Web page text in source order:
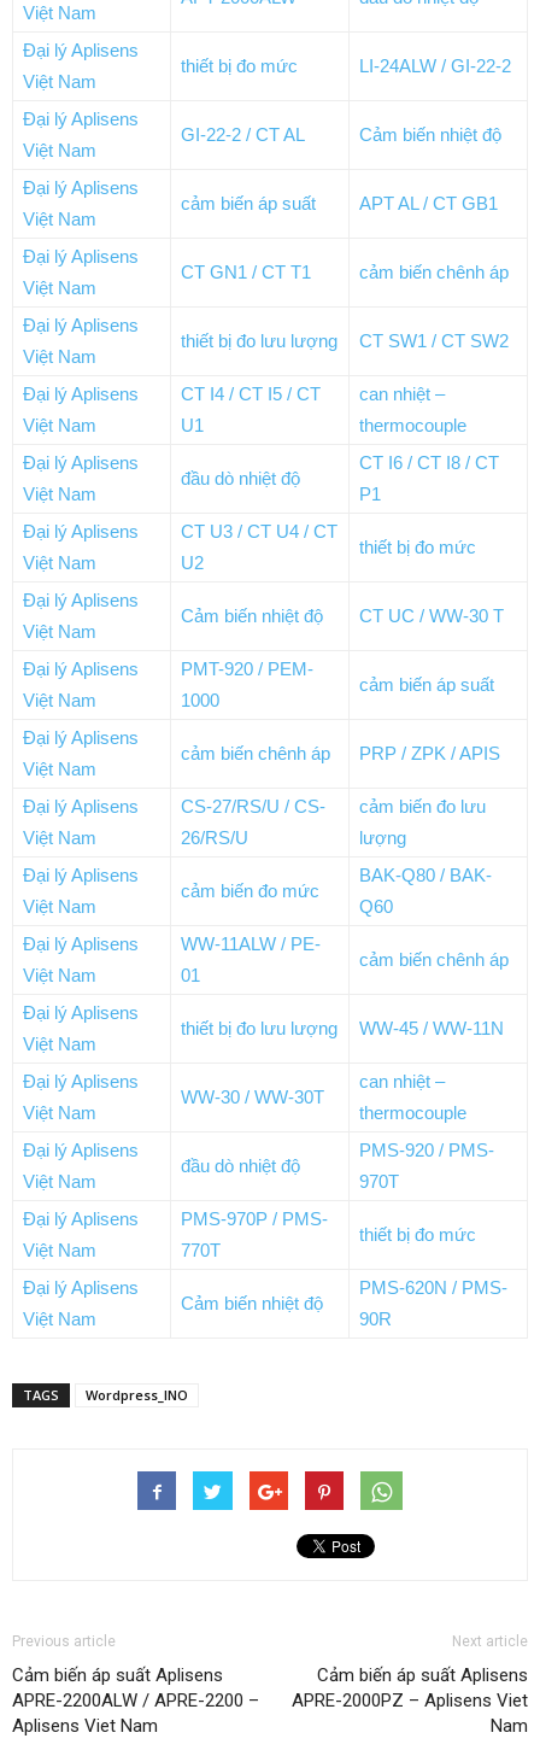
Việt Nam
Đại lý Aplisens
Việt Nam
thiết bị đo mức LI-24ALW / GI-22-2
Đại lý Aplisens
Việt Nam
GI-22-2 / CT AL Cảm biến nhiệt độ
Đại lý Aplisens
Việt Nam
cảm biến áp suất APT AL / CT GB1
Đại lý Aplisens
Việt Nam
CT GN1 / CT T1 cảm biến chênh áp
Đại lý Aplisens
Việt Nam
thiết bị đo lưu lượng CT SW1 / CT SW2
Đại lý Aplisens
Việt Nam
CT I4 / CT I5 / CT
U1
can nhiệt –
thermocouple
Đại lý Aplisens
Việt Nam
đầu dò nhiệt độ
CT I6 / CT I8 / CT
P1
Đại lý Aplisens
Việt Nam
CT U3 / CT U4 / CT
U2
thiết bị đo mức
Đại lý Aplisens
Việt Nam
Cảm biến nhiệt độ CT UC / WW-30 T
Đại lý Aplisens
Việt Nam
PMT-920 / PEM-
1000
cảm biến áp suất
Đại lý Aplisens
Việt Nam
cảm biến chênh áp PRP / ZPK / APIS
Đại lý Aplisens
Việt Nam
CS-27/RS/U / CS-
26/RS/U
cảm biến đo lưu
lượng
Đại lý Aplisens
Việt Nam
cảm biến đo mức
BAK-Q80 / BAK-
Q60
Đại lý Aplisens
Việt Nam
WW-11ALW / PE-
01
cảm biến chênh áp
Đại lý Aplisens
Việt Nam
thiết bị đo lưu lượng WW-45 / WW-11N
Đại lý Aplisens
Việt Nam
WW-30 / WW-30T
can nhiệt –
thermocouple
Đại lý Aplisens
Việt Nam
đầu dò nhiệt độ
PMS-920 / PMS-
970T
Đại lý Aplisens
Việt Nam
PMS-970P / PMS-
770T
thiết bị đo mức
Đại lý Aplisens
Việt Nam
Cảm biến nhiệt độ
PMS-620N / PMS-
90R
TAGS Wordpress_INO
Previous article
Cảm biến áp suất Aplisens
APRE-2200ALW / APRE-2200 –
Aplisens Viet Nam
Next article
Cảm biến áp suất Aplisens
APRE-2000PZ – Aplisens Viet
Nam